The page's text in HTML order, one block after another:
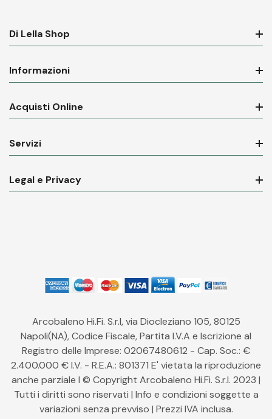
Di Lella Shop
Informazioni
Acquisti Online
Servizi
Legal e Privacy
Arcobaleno Hi.Fi. S.r.l, via Diocleziano 105, 80125
Napoli(NA), Codice Fiscale, Partita I.V.A e Iscrizione al
Registro delle Imprese: 02067480612 - Cap. Soc.: €
2.400.000 € I.V. - R.E.A.: 801371 E' vietata la riproduzione
anche parziale l © Copyright Arcobaleno Hi.Fi. S.r.l. 2023 |
Tutti i diritti sono riservati | Info e condizioni soggette a
variazioni senza prevviso | Prezzi IVA inclusa.